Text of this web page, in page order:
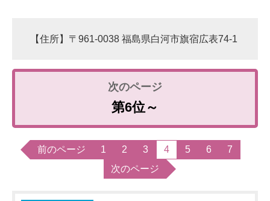
【住所】〒961-0038 福島県白河市旗宿広表74-1
第6位～
前のページ 1 2 3 4 5 6
7
次のページ